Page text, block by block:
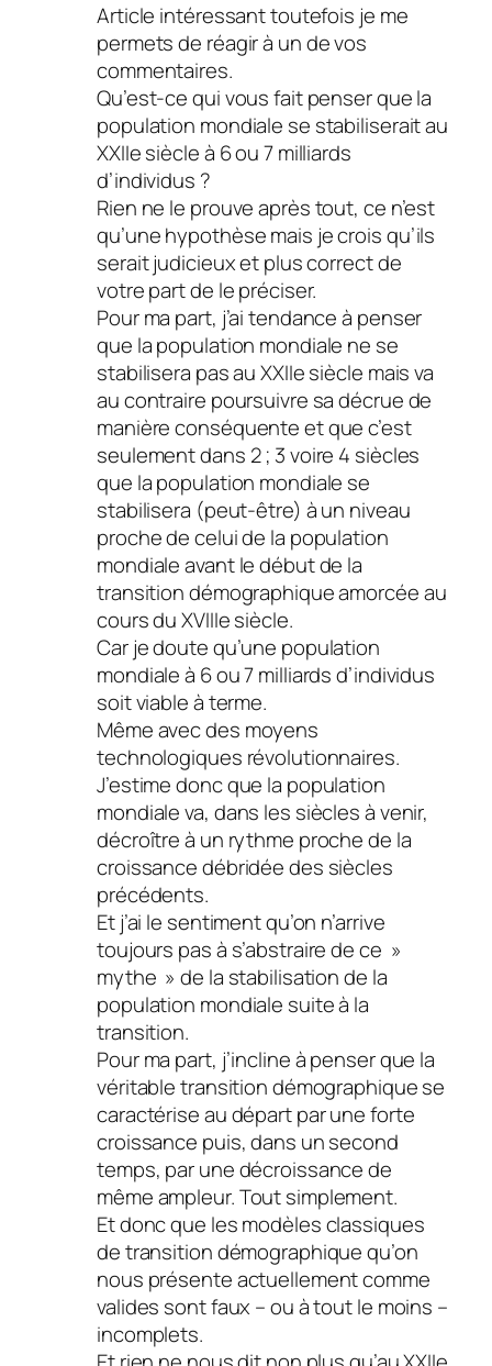
Article intéressant toutefois je me
permets de réagir à un de vos
commentaires.
Qu’est-ce qui vous fait penser que la
population mondiale se stabiliserait au
XXIIe siècle à 6 ou 7 milliards
d’individus ?
Rien ne le prouve après tout, ce n’est
qu’une hypothèse mais je crois qu’ils
serait judicieux et plus correct de
votre part de le préciser.
Pour ma part, j’ai tendance à penser
que la population mondiale ne se
stabilisera pas au XXIIe siècle mais va
au contraire poursuivre sa décrue de
manière conséquente et que c’est
seulement dans 2 ; 3 voire 4 siècles
que la population mondiale se
stabilisera (peut-être) à un niveau
proche de celui de la population
mondiale avant le début de la
transition démographique amorcée au
cours du XVIIIe siècle.
Car je doute qu’une population
mondiale à 6 ou 7 milliards d’individus
soit viable à terme.
Même avec des moyens
technologiques révolutionnaires.
J’estime donc que la population
mondiale va, dans les siècles à venir,
décroître à un rythme proche de la
croissance débridée des siècles
précédents.
Et j’ai le sentiment qu’on n’arrive
toujours pas à s’abstraire de ce »
mythe » de la stabilisation de la
population mondiale suite à la
transition.
Pour ma part, j’incline à penser que la
véritable transition démographique se
caractérise au départ par une forte
croissance puis, dans un second
temps, par une décroissance de
même ampleur. Tout simplement.
Et donc que les modèles classiques
de transition démographique qu’on
nous présente actuellement comme
valides sont faux – ou à tout le moins –
incomplets.